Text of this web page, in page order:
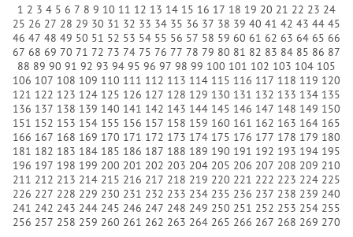
1 2 3 4 5 6 7 8 9 10 11 12 13 14 15 16 17 18 19 20 21 22 23 24
25 26 27 28 29 30 31 32 33 34 35 36 37 38 39 40 41 42 43 44 45
46 47 48 49 50 51 52 53 54 55 56 57 58 59 60 61 62 63 64 65 66
67 68 69 70 71 72 73 74 75 76 77 78 79 80 81 82 83 84 85 86 87
88 89 90 91 92 93 94 95 96 97 98 99 100 101 102 103 104 105
106 107 108 109 110 111 112 113 114 115 116 117 118 119 120
121 122 123 124 125 126 127 128 129 130 131 132 133 134 135
136 137 138 139 140 141 142 143 144 145 146 147 148 149 150
151 152 153 154 155 156 157 158 159 160 161 162 163 164 165
166 167 168 169 170 171 172 173 174 175 176 177 178 179 180
181 182 183 184 185 186 187 188 189 190 191 192 193 194 195
196 197 198 199 200 201 202 203 204 205 206 207 208 209 210
211 212 213 214 215 216 217 218 219 220 221 222 223 224 225
226 227 228 229 230 231 232 233 234 235 236 237 238 239 240
241 242 243 244 245 246 247 248 249 250 251 252 253 254 255
256 257 258 259 260 261 262 263 264 265 266 267 268 269 270